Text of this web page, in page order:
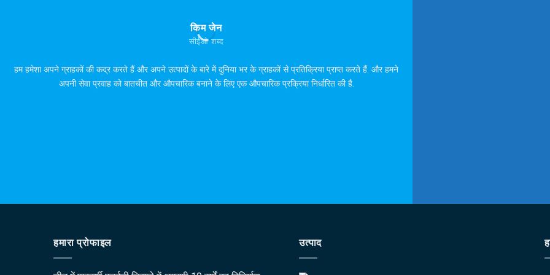
किम जेन
सीईओ शब्द
हम हमेशा अपने ग्राहकों की कद्र करते हैं और अपने उत्पादों के बारे में दुनिया भर के ग्राहकों से प्रतिक्रिया प्राप्त करते हैं. और हमने
अपनी सेवा प्रवाह को बातचीत और औपचारिक बनाने के लिए एक औपचारिक प्रक्रिया निर्धारित की है.
हमारा प्रोफाइल उत्पाद